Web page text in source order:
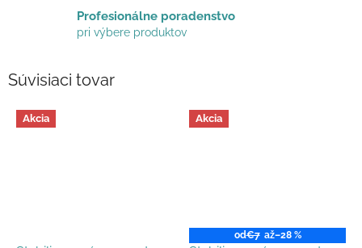
Profesionálne poradenstvo
pri výbere produktov
Súvisiaci tovar
Akcia Akcia
od€7 až–28 %